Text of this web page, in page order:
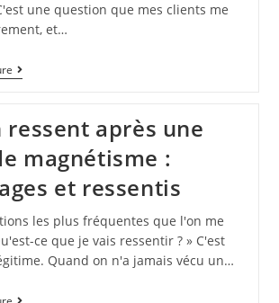
une question que mes clients me
et…
ressent après une
magnétisme :
et ressentis
les plus fréquentes que l'on me
ce que je vais ressentir ? » C'est
Quand on n'a jamais vécu un…